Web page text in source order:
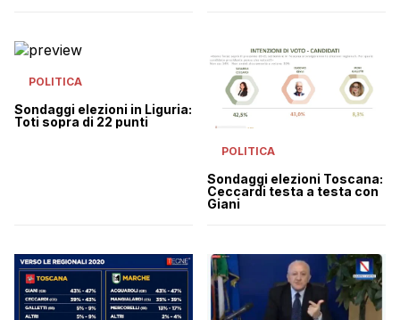
POLITICA
Sondaggi elezioni in Liguria:
Toti sopra di 22 punti
POLITICA
Sondaggi elezioni Toscana:
Ceccardi testa a testa con
Giani